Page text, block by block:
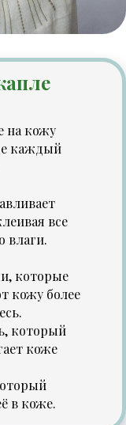
на кожу
каждый
все
влаги.
которые
кожу более
.
который
коже
в коже.